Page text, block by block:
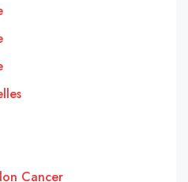
Cancer